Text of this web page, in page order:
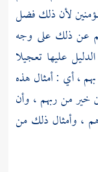
لأن ذلك فضل
عن ذلك على وجه
عليها تعجيلا
بهم ، أي : أمثال هذه
خير من ربهم ، وأن
، وأمثال ذلك من